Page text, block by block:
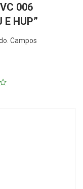
006
E HUP”
Campos